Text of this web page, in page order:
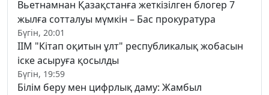
Вьетнамнан Қазақстанға жеткізілген блогер 7
жылға сотталуы мүмкін – Бас прокуратура
Бүгін, 20:01
ІІМ "Кітап оқитын ұлт" республикалық жобасын
іске асыруға қосылды
Бүгін, 19:59
Білім беру мен цифрлық даму: Жамбыл